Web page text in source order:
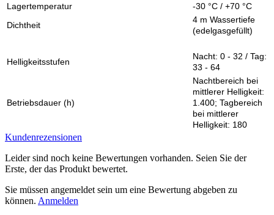
Lagertemperatur
-30 °C / +70 °C
Dichtheit
4 m Wassertiefe
(edelgasgefüllt)
Helligkeitsstufen
Nacht: 0 - 32 / Tag:
33 - 64
Betriebsdauer (h)
Nachtbereich bei
mittlerer Helligkeit:
1.400; Tagbereich
bei mittlerer
Helligkeit: 180
Kundenrezensionen
Leider sind noch keine Bewertungen vorhanden. Seien Sie der
Erste, der das Produkt bewertet.
Sie müssen angemeldet sein um eine Bewertung abgeben zu
können. Anmelden